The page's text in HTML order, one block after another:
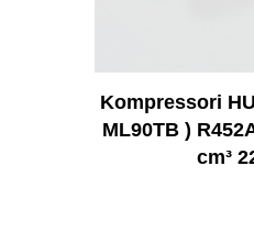
Kompressori
ML90TB )
cm³